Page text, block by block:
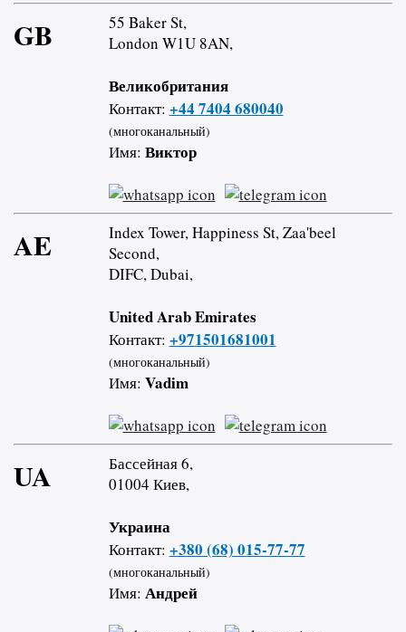
GB
55 Baker St,
London W1U 8AN,
Великобритания
Контакт: +44 7404 680040
(многоканальный)
Имя: Виктор
AE
Index Tower, Happiness St, Zaa'beel
Second,
DIFC, Dubai,
United Arab Emirates
Контакт: +971501681001
(многоканальный)
Имя: Vadim
UA
Бассейная 6,
01004 Киев,
Украина
Контакт: +380 (68) 015-77-77
(многоканальный)
Имя: Андрей